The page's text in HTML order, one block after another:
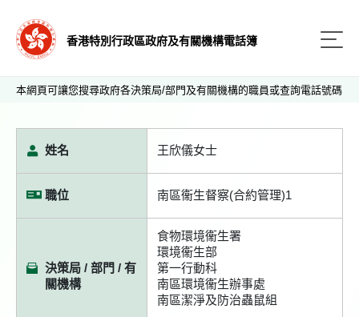
香港特別行政區政府及有關機構電話簿
本網頁可讓您搜尋政府各決策局/部門及有關機構的職員或查詢電話號碼
姓名 王欣儀女士
職位 南區衞生督察(合約管理)1
決策局 / 部門 / 有
關機構
食物環境衞生署
環境衞生部
第一行動科
南區環境衞生辦事處
南區潔淨及防治蟲鼠組